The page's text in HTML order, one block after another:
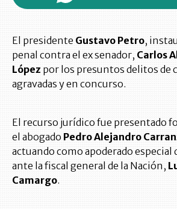
El presidente Gustavo Petro,
penal contra el ex senador, Carlos
López por los presuntos delitos de
agravadas y en concurso.
El recurso jurídico fue presentado
el abogado Pedro Alejandro
actuando como apoderado especial
ante la fiscal general de la Nación,
Camargo.